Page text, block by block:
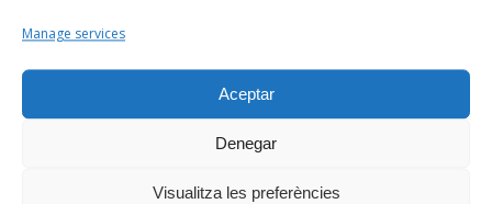
Manage services
Aceptar
Denegar
Visualitza les preferències
comptem actualment. Sempre hem defensat que la
responsabilitat augmenta amb el poder, les
entitats no poden donar tota la resposta a una
necessitat social tan important és com l’acollida